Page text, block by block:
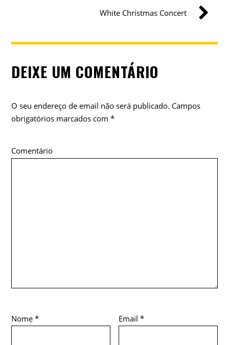
White Christmas Concert
DEIXE UM COMENTÁRIO
O seu endereço de email não será publicado. Campos
obrigatórios marcados com*
Comentário
Nome* Email*